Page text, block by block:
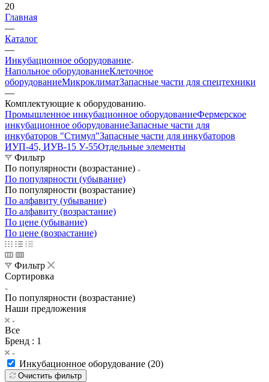
20
Главная
—
Каталог
—
Инкубационное оборудование
Напольное оборудованиеКлеточное
оборудованиеМикроклиматЗапасные части для спецтехники
—
Комплектующие к оборудованию
Промышленное инкубационное оборудованиеФермерское
инкубационное оборудованиеЗапасные части для
инкубаторов "Стимул"Запасные части для инкубаторов
ИУП-45, ИУВ-15 У-55Отдельные элементы
Фильтр
По популярности (возрастание)
По популярности (убывание)
По популярности (возрастание)
По алфавиту (убывание)
По алфавиту (возрастание)
По цене (убывание)
По цене (возрастание)
Фильтр
Сортировка
По популярности (возрастание)
Наши предложения
Все
Бренд : 1
Инкубационное оборудование (20)
Очистить фильтр